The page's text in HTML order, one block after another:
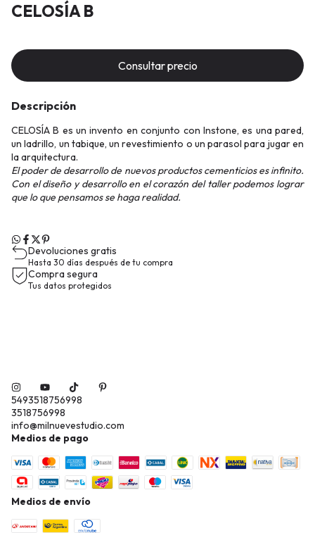
CELOSÍA B
Descripción
CELOSÍA B es un invento en conjunto con Instone, es una pared,
un ladrillo, un tabique, un revestimiento o un parasol para jugar en
la arquitectura.
El poder de desarrollo de nuevos productos cementicios es infinito.
Con el diseño y desarrollo en el corazón del taller podemos lograr
que lo que pensamos se haga realidad.
Devoluciones gratis
Hasta 30 días después de tu compra
Compra segura
Tus datos protegidos
5493518756998
3518756998
info@milnuevestudio.com
Medios de pago
Medios de envío